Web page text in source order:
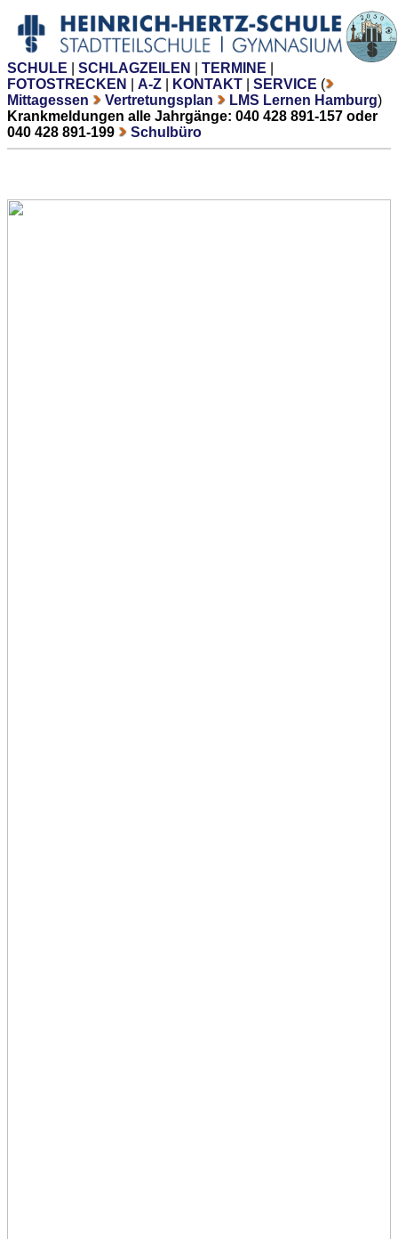
SCHULE SCHLAGZEILEN TERMINE
FOTOSTRECKEN
A-Z KONTAKT SERVICE (
Mittagessen
Vertretungsplan LMS Lernen Hamburg)
Krankmeldungen alle Jahrgänge: 040 428 891-157 oder
040 428 891-199
Schulbüro